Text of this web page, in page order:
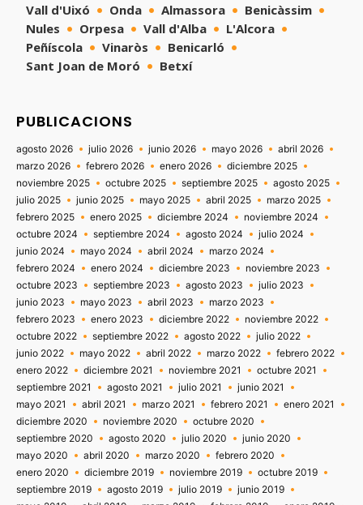
Vall d'Uixó
Onda Almassora
Benicàssim
Nules
Orpesa Vall d'Alba
L'Alcora
Peñíscola
Vinaròs
Benicarló
Sant Joan de Moró
Betxí
PUBLICACIONS
agosto 2026 julio 2026 junio 2026 mayo 2026
abril 2026
marzo 2026
febrero 2026 enero 2026
diciembre 2025
noviembre 2025
octubre 2025 septiembre 2025
agosto 2025
julio 2025
junio 2025 mayo 2025 abril 2025
marzo 2025
febrero 2025
enero 2025 diciembre 2024
noviembre 2024
octubre 2024
septiembre 2024 agosto 2024
julio 2024
junio 2024
mayo 2024 abril 2024
marzo 2024
febrero 2024
enero 2024 diciembre 2023
noviembre 2023
octubre 2023
septiembre 2023 agosto 2023
julio 2023
junio 2023
mayo 2023 abril 2023
marzo 2023
febrero 2023
enero 2023 diciembre 2022
noviembre 2022
octubre 2022
septiembre 2022 agosto 2022
julio 2022
junio 2022
mayo 2022 abril 2022 marzo 2022
febrero 2022
enero 2022
diciembre 2021 noviembre 2021
octubre 2021
septiembre 2021
agosto 2021 julio 2021
junio 2021
mayo 2021
abril 2021 marzo 2021 febrero 2021
enero 2021
diciembre 2020
noviembre 2020
octubre 2020
septiembre 2020
agosto 2020 julio 2020
junio 2020
mayo 2020
abril 2020 marzo 2020
febrero 2020
enero 2020
diciembre 2019 noviembre 2019
octubre 2019
septiembre 2019
agosto 2019 julio 2019
junio 2019